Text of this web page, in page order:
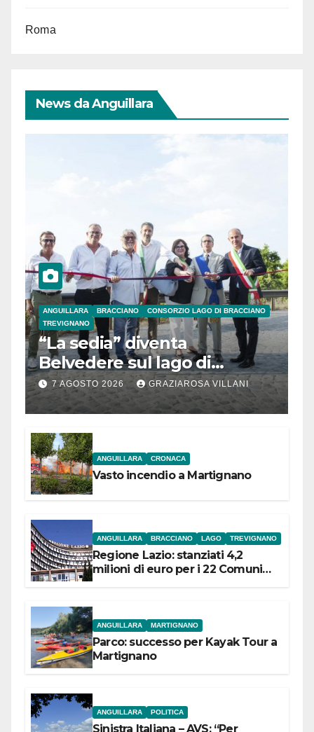
Roma
News da Anguillara
ANGUILLARA BRACCIANO
CONSORZIO LAGO DI BRACCIANO
TREVIGNANO
“La sedia” diventa
Belvedere sul lago di
Bracciano: ieri
l’inaugurazione
7 AGOSTO 2026 GRAZIAROSA VILLANI
ANGUILLARA CRONACA
Vasto incendio a Martignano
ANGUILLARA BRACCIANO LAGO TREVIGNANO
Regione Lazio: stanziati 4,2
milioni di euro per i 22 Comuni
ANGUILLARA MARTIGNANO
Parco: successo per Kayak Tour a
Martignano
ANGUILLARA POLITICA
Sinistra Italiana – AVS: “Per